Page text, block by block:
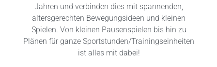
Jahren und verbinden dies mit spannenden,
altersgerechten Bewegungsideen und kleinen
Spielen. Von kleinen Pausenspielen bis hin zu
Plänen für ganze Sportstunden/Trainingseinheiten
ist alles mit dabei!